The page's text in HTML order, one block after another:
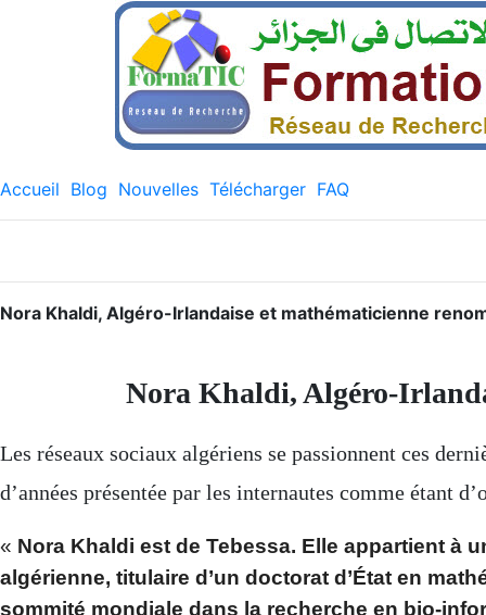
Accueil Blog Nouvelles Télécharger FAQ
Nora Khaldi, Algéro-Irlandaise et mathématicienne
Nora Khaldi, Algéro-
Les réseaux sociaux algériens se passionnent ces
d’années présentée par les internautes comme étant
« Nora Khaldi est de Tebessa. Elle appartient à
algérienne, titulaire d’un doctorat d’État en
sommité mondiale dans la recherche en bio-